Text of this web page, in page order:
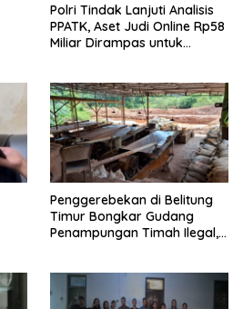
Polri Tindak Lanjuti Analisis
PPATK, Aset Judi Online Rp58
Miliar Dirampas untuk
Penggerebekan di Belitung
Timur Bongkar Gudang
Penampungan Timah Ilegal,